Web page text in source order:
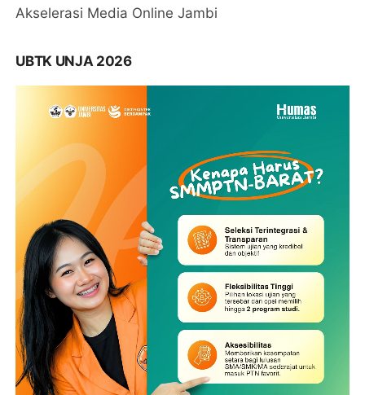
Akselerasi Media Online Jambi
UBTK UNJA 2026